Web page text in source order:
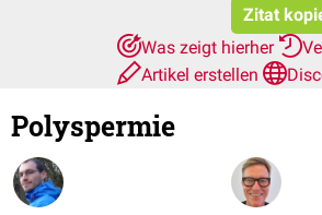
Zitat
Was zeigt hierher
Artikel erstellen
Polyspermie